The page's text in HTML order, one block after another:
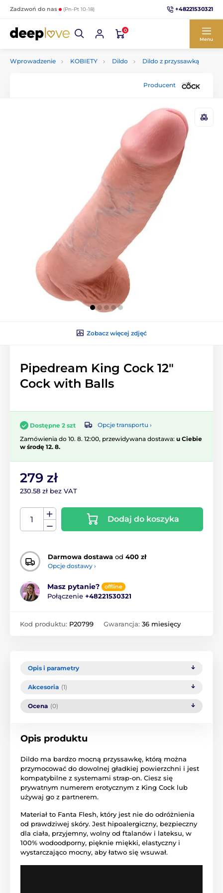
Zadzwoń do nas (Pn-Pt 10-18) +48221530321
0
Menu
Wprowadzenie KOBIETY Dildo Dildo z przyssawką
Producent
Zobacz więcej zdjęć
Pipedream King Cock 12″
Cock with Balls
Dostępne 2 szt
Opcje transportu ›
Zamówienia do 10. 8. 12:00, przewidywana dostawa: u Ciebie
w środę 12. 8.
279 zł
230.58 zł bez VAT
Dodaj do koszyka
Darmowa dostawa od 400 zł
Opcje dostawy ›
Masz pytanie? offline
Połączenie +48221530321
Kod produktu: P20799 Gwarancja: 36 miesięcy
Opis i parametry
Akcesoria (1)
Ocena (0)
Opis produktu
Dildo ma bardzo mocną przyssawkę, którą można
przymocować do dowolnej gładkiej powierzchni i jest
kompatybilne z systemami strap-on. Ciesz się
prywatnym numerem erotycznym z King Cock lub
używaj go z partnerem.
Materiał to Fanta Flesh, który jest nie do odróżnienia
od prawdziwej skóry. Jest hipoalergiczny, bezpieczny
dla ciała, przyjemny, wolny od ftalanów i lateksu, w
100% wodoodporny, pięknie miękki, elastyczny i
wystarczająco mocny, aby łatwo się wsuwał.